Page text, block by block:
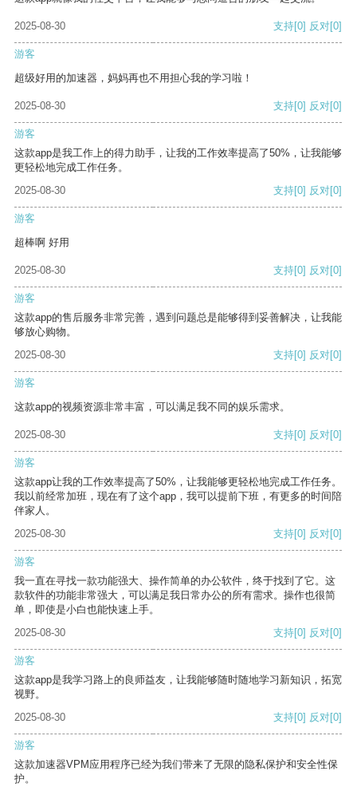
2025-08-30 支持[0] 反对[0]
游客
超级好用的加速器，妈妈再也不用担心我的学习啦！
2025-08-30 支持[0] 反对[0]
游客
这款app是我工作上的得力助手，让我的工作效率提高了50%，让我能够
更轻松地完成工作任务。
2025-08-30
支持[0] 反对[0]
游客
超棒啊 好用
2025-08-30 支持[0] 反对[0]
游客
这款app的售后服务非常完善，遇到问题总是能够得到妥善解决，让我能
够放心购物。
2025-08-30
支持[0] 反对[0]
游客
这款app的视频资源非常丰富，可以满足我不同的娱乐需求。
2025-08-30 支持[0] 反对[0]
游客
这款app让我的工作效率提高了50%，让我能够更轻松地完成工作任务。
我以前经常加班，现在有了这个app，我可以提前下班，有更多的时间陪
伴家人。
2025-08-30
支持[0] 反对[0]
游客
我一直在寻找一款功能强大、操作简单的办公软件，终于找到了它。这
款软件的功能非常强大，可以满足我日常办公的所有需求。操作也很简
单，即使是小白也能快速上手。
2025-08-30
支持[0] 反对[0]
游客
这款app是我学习路上的良师益友，让我能够随时随地学习新知识，拓宽
视野。
2025-08-30
支持[0] 反对[0]
游客
这款加速器VPM应用程序已经为我们带来了无限的隐私保护和安全性保
护。